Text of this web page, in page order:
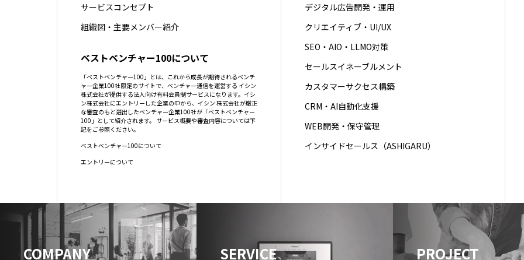
サービスコンセプト
組織図・主要メンバー紹介
ベストベンチャー100について
「ベストベンチャー100」とは、これから成長が期待されるベンチ
ャー企業100社限定のサイトで、ベンチャー通信を運営する イシン
株式会社が提供する法人向け有料会員制サービスになります。イシ
ン株式会社にエントリーした企業の中から、イシン 株式会社が厳正
な審査のもと選出したベンチャー企業100社が「ベストベンチャー
100」として紹介されます。 サービス概要や審査内容については下
記をご参照ください。
ベストベンチャー100について
エントリーについて
デジタル広告開発・運用
クリエイティブ・UI/UX
SEO・AIO・LLMO対策
セールスイネーブルメント
カスタマーサクセス構築
CRM・AI自動化支援
WEB開発・保守管理
インサイドセールス（ASHIGARU）
COMPANY SERVICE PROJECT